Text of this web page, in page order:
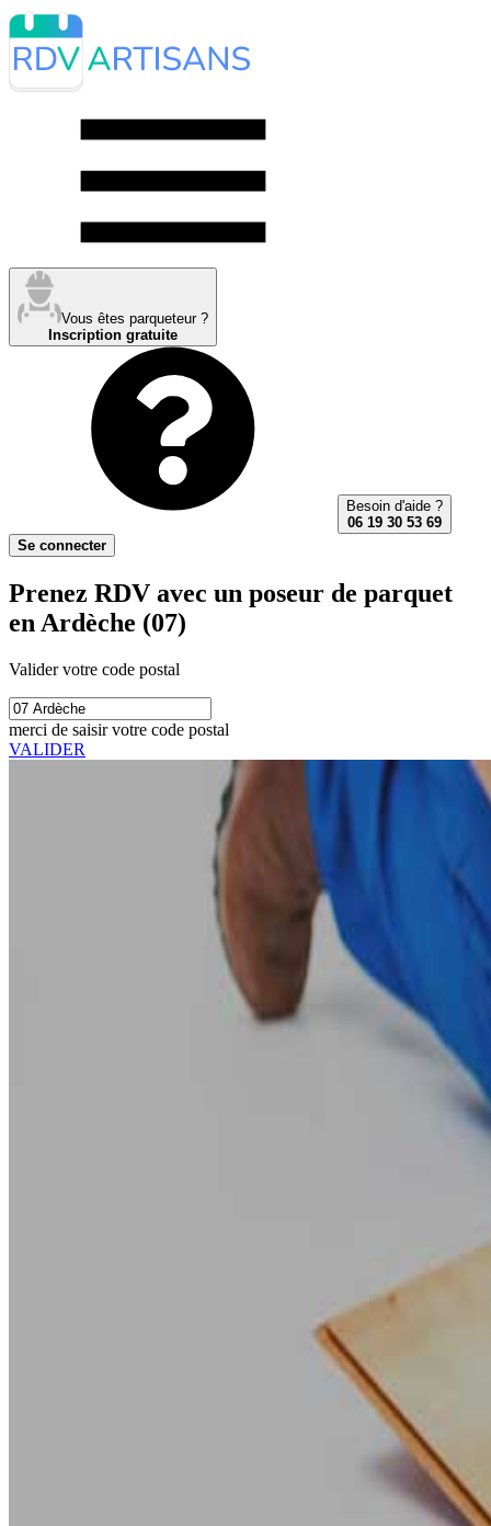
Vous êtes parqueteur ?
Inscription gratuite
Besoin d'aide ?
06 19 30 53 69
Se connecter
Prenez RDV avec un poseur de parquet
en Ardèche (07)
Valider votre code postal
merci de saisir votre code postal
VALIDER